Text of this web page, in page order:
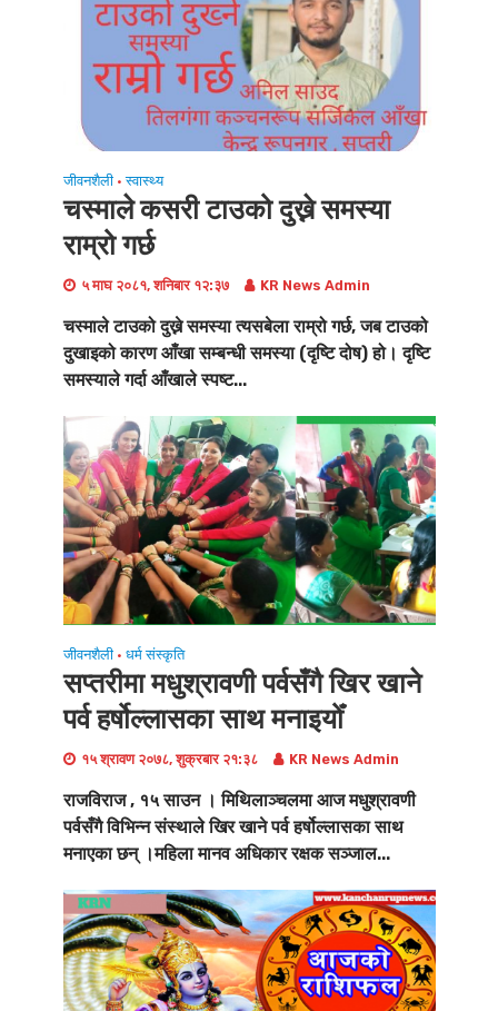
जीवनशैली • स्वास्थ्य
चस्माले कसरी टाउको दुख्ने समस्या
राम्रो गर्छ
५ माघ २०८१, शनिबार १२:३७ KR News Admin
चस्माले टाउको दुख्ने समस्या त्यसबेला राम्रो गर्छ, जब टाउको
दुखाइको कारण आँखा सम्बन्धी समस्या (दृष्टि दोष) हो। दृष्टि
समस्याले गर्दा आँखाले स्पष्ट...
जीवनशैली • धर्म संस्कृति
सप्तरीमा मधुश्रावणी पर्वसँगै खिर खाने
पर्व हर्षोल्लासका साथ मनाइयोँ
१५ श्रावण २०७८, शुक्रबार २१:३८ KR News Admin
राजविराज , १५ साउन । मिथिलाञ्चलमा आज मधुश्रावणी
पर्वसँगै विभिन्न संस्थाले खिर खाने पर्व हर्षोल्लासका साथ
मनाएका छन् ।महिला मानव अधिकार रक्षक सञ्जाल...